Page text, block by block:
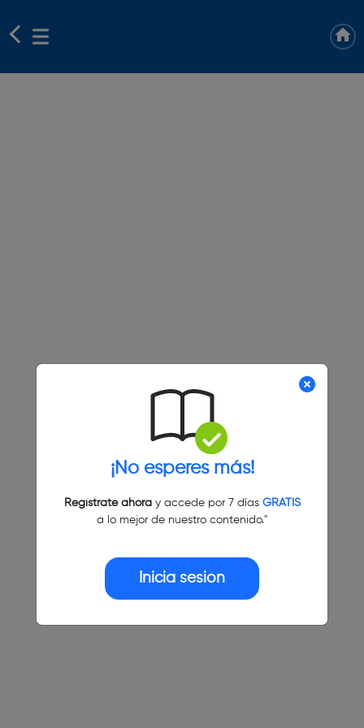
¡No esperes más!
Regístrate ahoray accede por 7 días GRATIS
a lo mejor de nuestro contenido."
Inicia sesión